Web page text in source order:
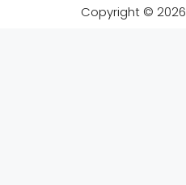
Copyright © 2026